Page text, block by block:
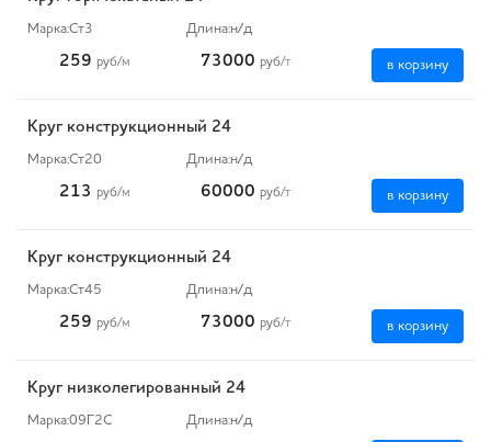
Марка:Ст3 Длина:н/д
259 руб/м 73000 руб/т в корзину
Круг конструкционный 24
Марка:Ст20 Длина:н/д
213 руб/м 60000 руб/т в корзину
Круг конструкционный 24
Марка:Ст45 Длина:н/д
259 руб/м 73000 руб/т в корзину
Круг низколегированный 24
Марка:09Г2С Длина:н/д